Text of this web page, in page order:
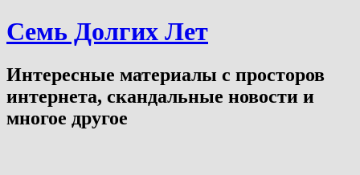
Семь Долгих Лет
Интересные материалы с просторов
интернета, скандальные новости и
многое другое